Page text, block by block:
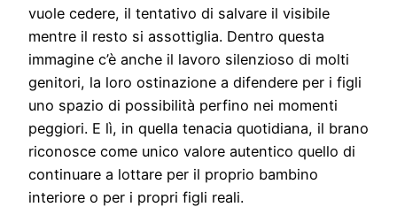
vuole cedere, il tentativo di salvare il visibile
mentre il resto si assottiglia. Dentro questa
immagine c’è anche il lavoro silenzioso di molti
genitori, la loro ostinazione a difendere per i figli
uno spazio di possibilità perfino nei momenti
peggiori. E lì, in quella tenacia quotidiana, il brano
riconosce come unico valore autentico quello di
continuare a lottare per il proprio bambino
interiore o per i propri figli reali.